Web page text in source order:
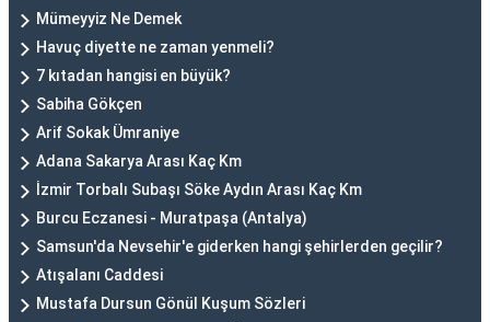
Mümeyyiz Ne Demek
Havuç diyette ne zaman yenmeli?
7 kıtadan hangisi en büyük?
Sabiha Gökçen
Arif Sokak Ümraniye
Adana Sakarya Arası Kaç Km
İzmir Torbalı Subaşı Söke Aydın Arası Kaç Km
Burcu Eczanesi - Muratpaşa (Antalya)
Samsun'da Nevsehir'e giderken hangi şehirlerden geçilir?
Atışalanı Caddesi
Mustafa Dursun Gönül Kuşum Sözleri